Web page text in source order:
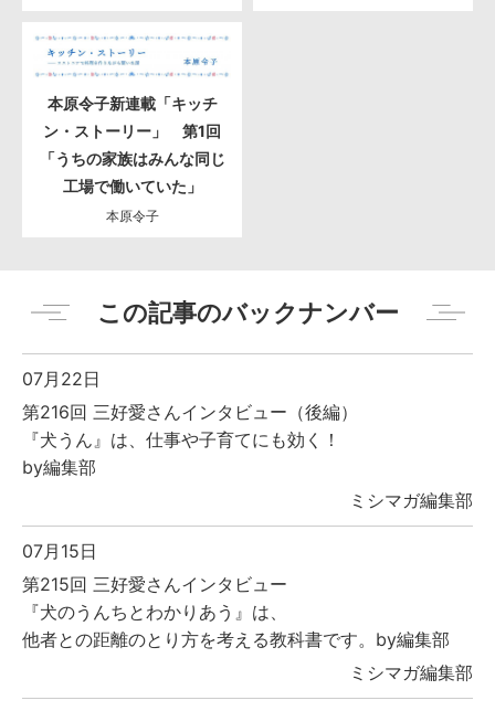
本原令子新連載「キッチ
ン・ストーリー」 第1回
「うちの家族はみんな同じ
工場で働いていた」
本原令子
この記事のバックナンバー
07月22日
第216回 三好愛さんインタビュー（後編）
『犬うん』は、仕事や子育てにも効く！
by編集部
ミシマガ編集部
07月15日
第215回 三好愛さんインタビュー
『犬のうんちとわかりあう』は、
他者との距離のとり方を考える教科書です。by編集部
ミシマガ編集部